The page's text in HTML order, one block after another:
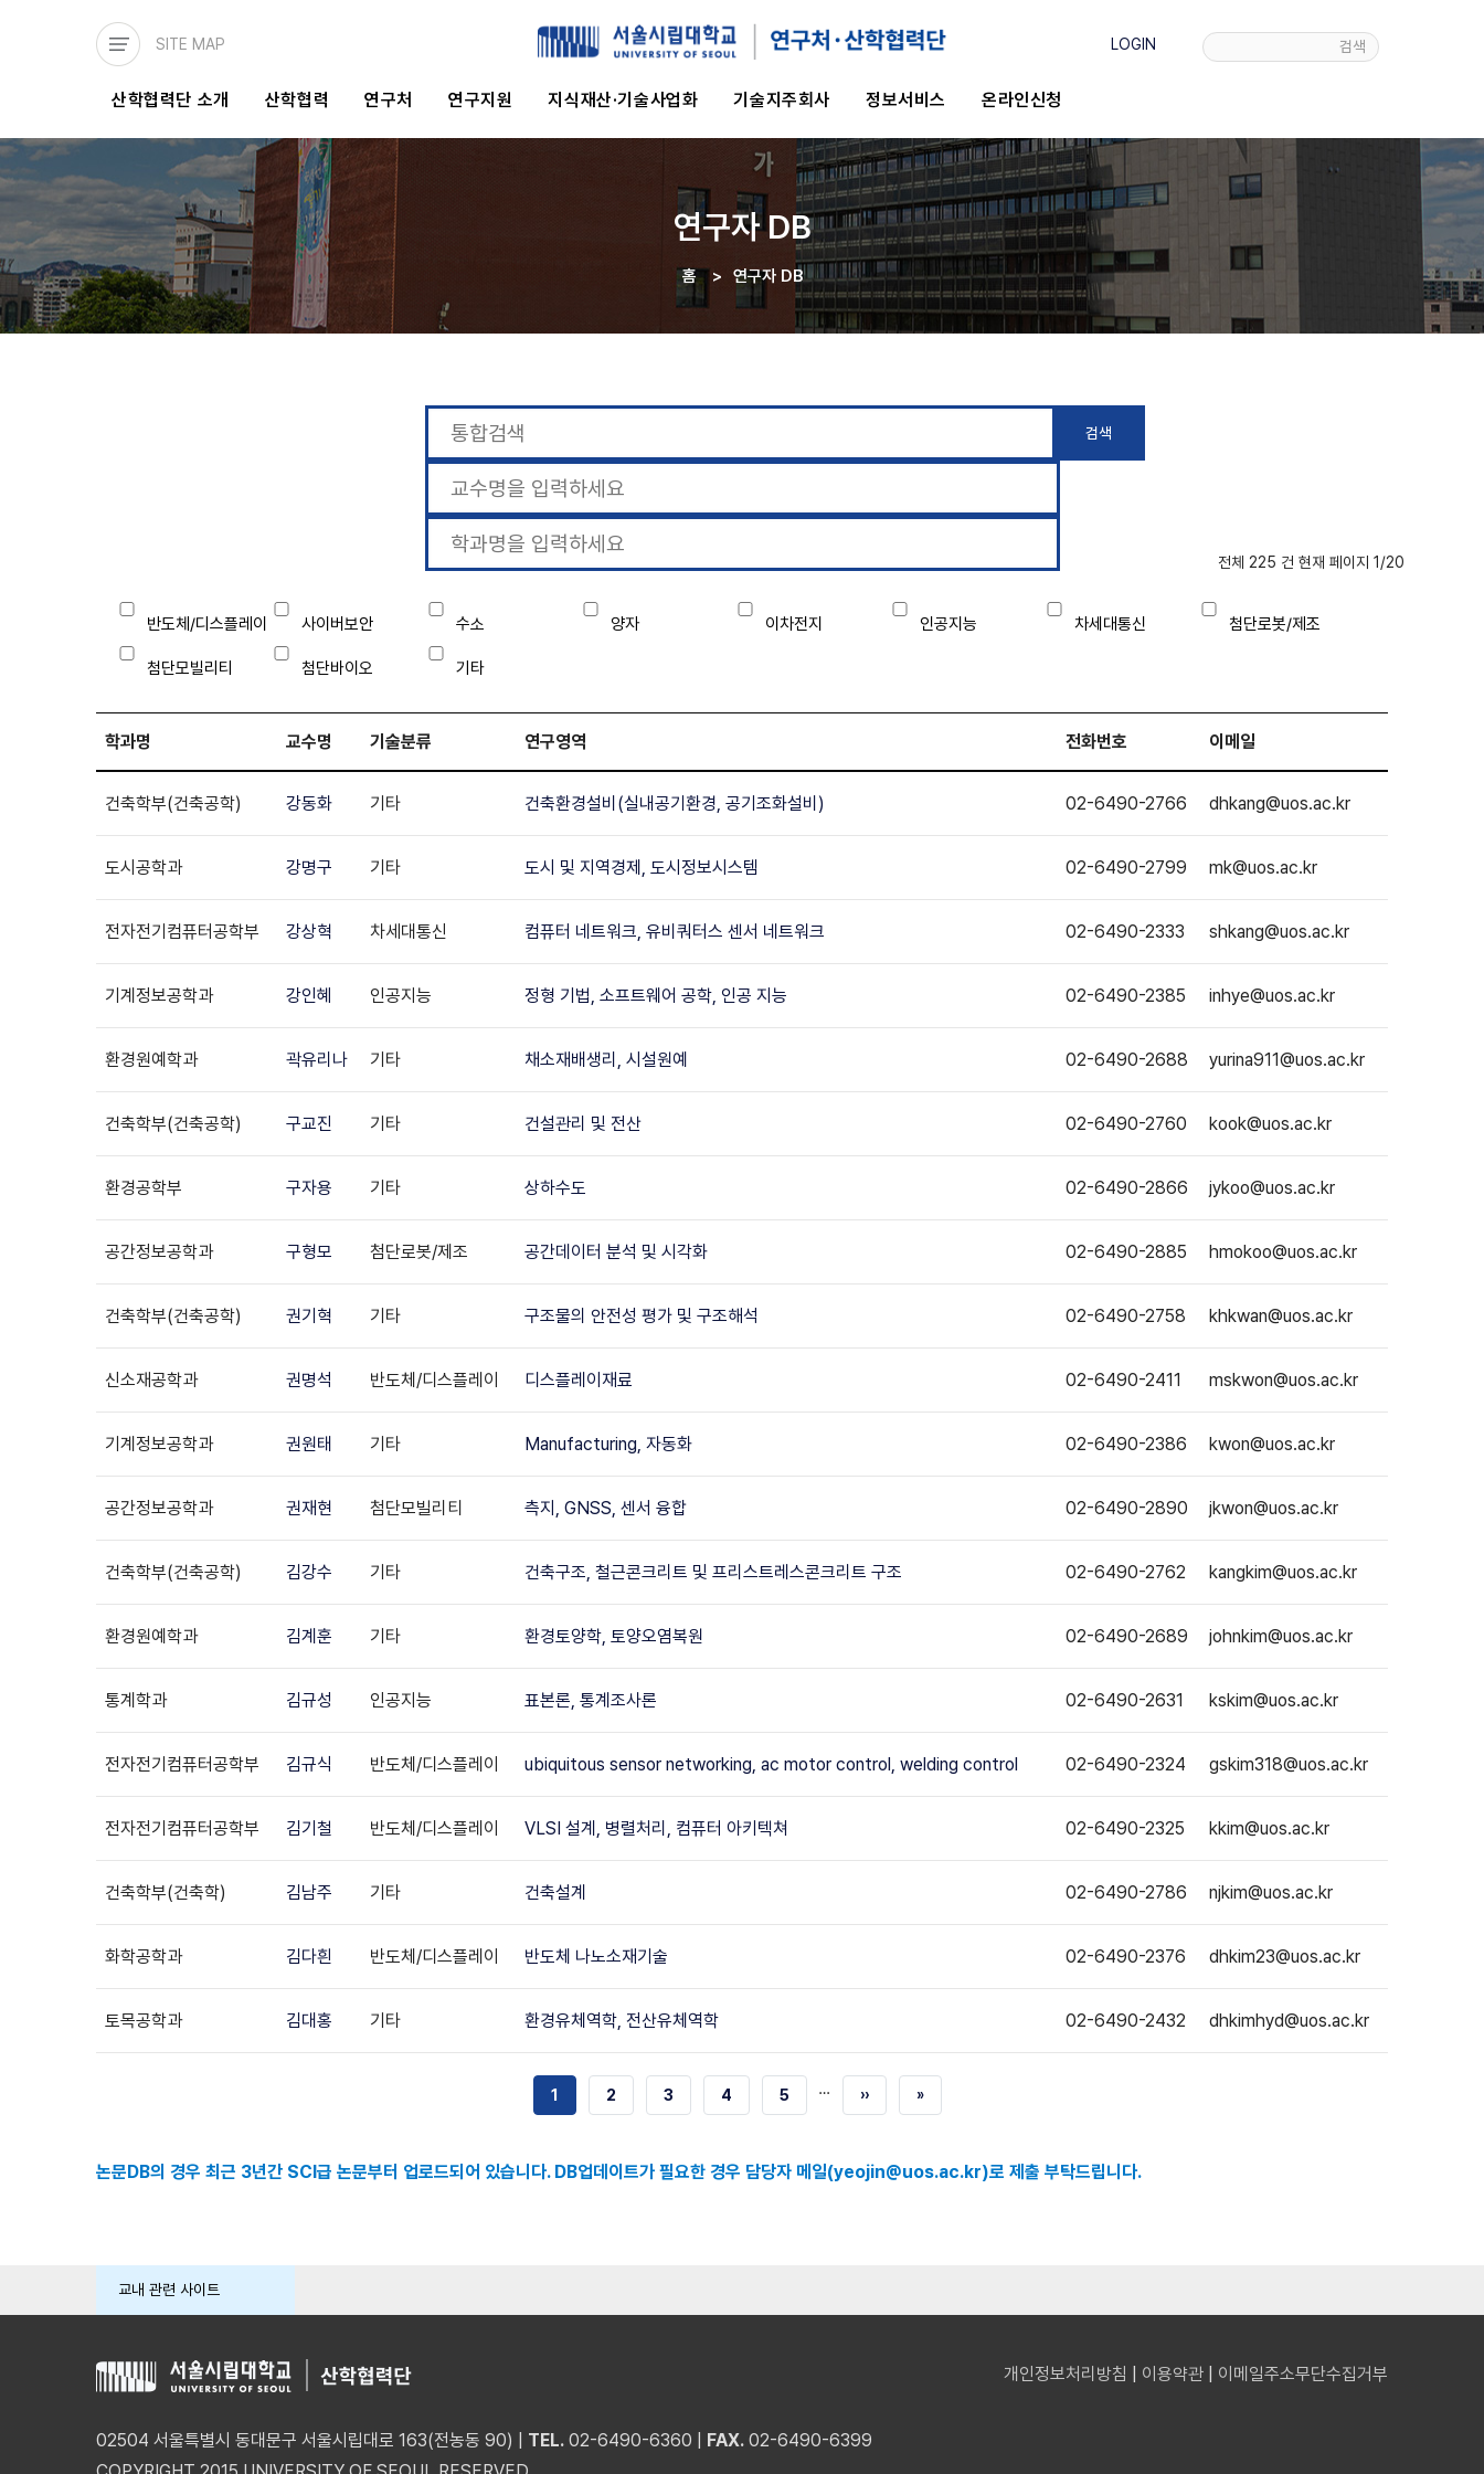
SITE MAP LOGIN
네비게이션
산학협력단 소개 산학협력 연구처 연구지원 지식재산·기술사업화 기술지주회사 정보서비스 온라인신청
연구자 DB
이동
경로
홈 > 연구자 DB
전체 225 건 현재 페이지 1/20
반도체/디스플레이 사이버보안 수소 양자 이차전지 인공지능 차세대통신 첨단로봇/제조
첨단모빌리티 첨단바이오 기타
학과명 교수명 기술분류 연구영역 전화번호 이메일
건축학부(건축공학) 강동화 기타 건축환경설비(실내공기환경, 공기조화설비) 02-6490-2766 dhkang@uos.ac.kr
도시공학과 강명구 기타 도시 및 지역경제, 도시정보시스템 02-6490-2799 mk@uos.ac.kr
전자전기컴퓨터공학부 강상혁 차세대통신 컴퓨터 네트워크, 유비쿼터스 센서 네트워크 02-6490-2333 shkang@uos.ac.kr
기계정보공학과 강인혜 인공지능 정형 기법, 소프트웨어 공학, 인공 지능 02-6490-2385 inhye@uos.ac.kr
환경원예학과 곽유리나 기타 채소재배생리, 시설원예 02-6490-2688 yurina911@uos.ac.kr
건축학부(건축공학) 구교진 기타 건설관리 및 전산 02-6490-2760 kook@uos.ac.kr
환경공학부 구자용 기타 상하수도 02-6490-2866 jykoo@uos.ac.kr
공간정보공학과 구형모 첨단로봇/제조 공간데이터 분석 및 시각화 02-6490-2885 hmokoo@uos.ac.kr
건축학부(건축공학) 권기혁 기타 구조물의 안전성 평가 및 구조해석 02-6490-2758 khkwan@uos.ac.kr
신소재공학과 권명석 반도체/디스플레이 디스플레이재료 02-6490-2411 mskwon@uos.ac.kr
기계정보공학과 권원태 기타 Manufacturing, 자동화 02-6490-2386 kwon@uos.ac.kr
공간정보공학과 권재현 첨단모빌리티 측지, GNSS, 센서 융합 02-6490-2890 jkwon@uos.ac.kr
건축학부(건축공학) 김강수 기타 건축구조, 철근콘크리트 및 프리스트레스콘크리트 구조 02-6490-2762 kangkim@uos.ac.kr
환경원예학과 김계훈 기타 환경토양학, 토양오염복원 02-6490-2689 johnkim@uos.ac.kr
통계학과 김규성 인공지능 표본론, 통계조사론 02-6490-2631 kskim@uos.ac.kr
전자전기컴퓨터공학부 김규식 반도체/디스플레이 ubiquitous sensor networking, ac motor control, welding control 02-6490-2324 gskim318@uos.ac.kr
전자전기컴퓨터공학부 김기철 반도체/디스플레이 VLSI 설계, 병렬처리, 컴퓨터 아키텍쳐 02-6490-2325 kkim@uos.ac.kr
건축학부(건축학) 김남주 기타 건축설계 02-6490-2786 njkim@uos.ac.kr
화학공학과 김다흰 반도체/디스플레이 반도체 나노소재기술 02-6490-2376 dhkim23@uos.ac.kr
토목공학과 김대홍 기타 환경유체역학, 전산유체역학 02-6490-2432 dhkimhyd@uos.ac.kr
현재
1 쪽
2 쪽
3 쪽
4 쪽
5 … 다음
›› 마지막
»
논문DB의 경우 최근 3년간 SCI급 논문부터 업로드되어 있습니다. DB업데이트가 필요한 경우 담당자 메일(yeojin@uos.ac.kr)로 제출 부탁드립니다.
교내 관련 사이트
02504 서울특별시 동대문구 서울시립대로 163(전농동 90) | TEL. 02-6490-6360 | FAX. 02-6490-6399
개인정보처리방침 이용약관| 이메일주소무단수집거부